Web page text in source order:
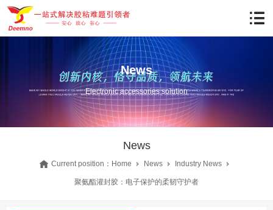
News
Electronic accessories solution
News
Current position： Home News Industry News
聚氨酯灌封胶：电子保护的柔韧守护者